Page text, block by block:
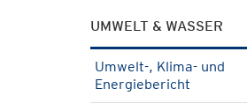
UMWELT & WASSER
Umwelt-, Klima- und
Energiebericht